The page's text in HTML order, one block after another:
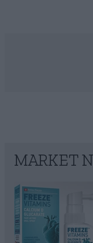
MARKET